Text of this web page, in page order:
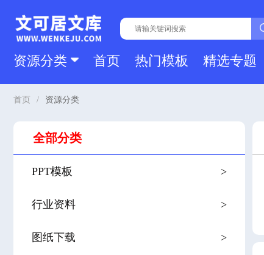
资源分类 首页 热门模板 精选专题
首页 / 资源分类
全部分类
PPT模板 >
行业资料 >
图纸下载 >